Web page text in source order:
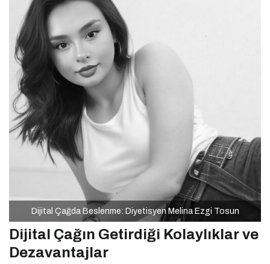
Dijital Çağda Beslenme: Diyetisyen Melina Ezgi Tosun
Dijital Çağın Getirdiği Kolaylıklar ve
Dezavantajlar